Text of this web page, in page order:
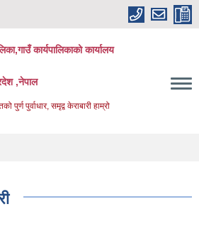
कार्यपालिकाको कार्यालय
,नेपाल
पुर्ण पुर्वाधार, समृद्व केराबारी हाम्रो